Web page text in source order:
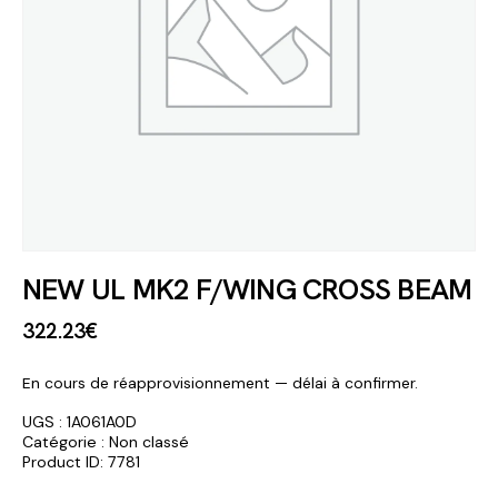
NEW UL MK2 F/WING CROSS BEAM
322.23€
En cours de réapprovisionnement — délai à confirmer.
UGS : 1A061A0D
Catégorie : Non classé
Product ID: 7781